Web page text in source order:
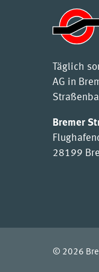
Täglich
AG in
Bremer
28199
© 2026